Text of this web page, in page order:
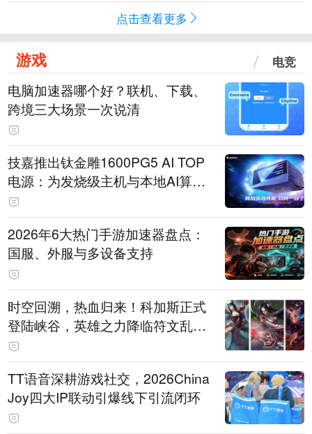
点击查看更多
游戏 电竞
电脑加速器哪个好？联机、下载、
跨境三大场景一次说清
技嘉推出钛金雕1600PG5 AI TOP
电源：为发烧级主机与本地AI算力
打造旗舰供电方案
2026年6大热门手游加速器盘点：
国服、外服与多设备支持
时空回溯，热血归来！科加斯正式
登陆峡谷，英雄之力降临符文乱
斗！
TT语音深耕游戏社交，2026China
Joy四大IP联动引爆线下引流闭环